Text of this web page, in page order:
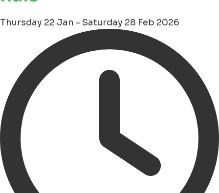
Thursday 22 Jan - Saturday 28 Feb 2026